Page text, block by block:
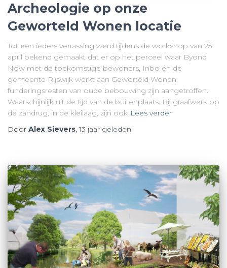
Archeologie op onze
Geworteld Wonen locatie
Tot een ieders verrassing werd tijdens de workshop van 25
april bekend gemaakt dat er op het perceel waar Byond
Now met de toekomstige bewoners, Inbo en de
gemeente Rijswijk werkt aan Geworteld Wonen.
funderingsresten van oude bebouwing zijn aangetroffen.
Waarschijnlijk uit de tijd van de buitenplaats. Bij graafwerk op
de zandrug, in de kleilaag, zijn ook Lees verder
Door Alex Sievers,13 jaar geleden